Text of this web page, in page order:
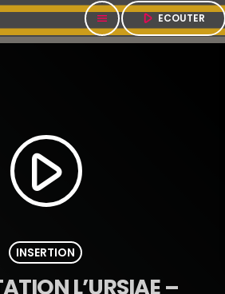
menu play_arrow ECOUTER
play_arrow
INSERTION
L’URSIAE –